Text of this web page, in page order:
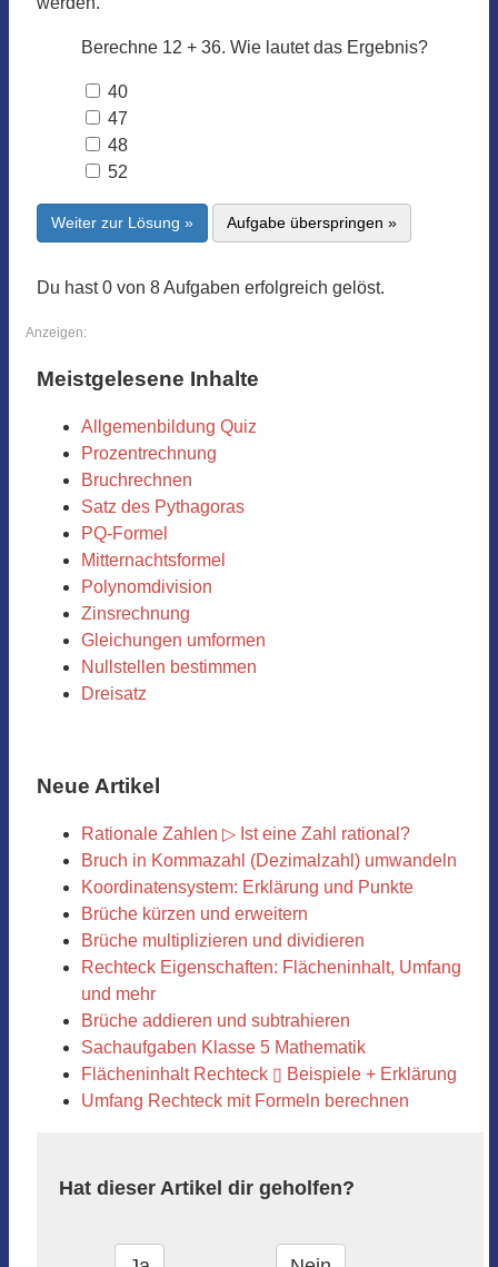
Berechne 12 + 36. Wie lautet das Ergebnis?
40
47
48
52
Weiter zur Lösung » Aufgabe überspringen »
Du hast 0 von 8 Aufgaben erfolgreich gelöst.
Anzeigen:
Meistgelesene Inhalte
Allgemenbildung Quiz
Prozentrechnung
Bruchrechnen
Satz des Pythagoras
PQ-Formel
Mitternachtsformel
Polynomdivision
Zinsrechnung
Gleichungen umformen
Nullstellen bestimmen
Dreisatz
Neue Artikel
Rationale Zahlen ▷ Ist eine Zahl rational?
Bruch in Kommazahl (Dezimalzahl) umwandeln
Koordinatensystem: Erklärung und Punkte
Brüche kürzen und erweitern
Brüche multiplizieren und dividieren
Rechteck Eigenschaften: Flächeninhalt, Umfang
und mehr
Brüche addieren und subtrahieren
Sachaufgaben Klasse 5 Mathematik
Flächeninhalt Rechteck ▯ Beispiele + Erklärung
Umfang Rechteck mit Formeln berechnen
Hat dieser Artikel dir geholfen?